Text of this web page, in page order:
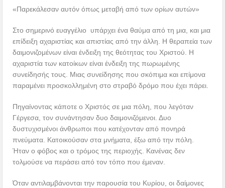
«Παρεκάλεσαν αυτόν όπως μεταβή από των ορίων αυτών»
Στο σημερινό ευαγγέλιο υπάρχει ένα θαύμα από τη μια, και μια
επίδειξη αχαριστίας και απιστίας από την άλλη. Η θεραπεία των
δαιμονιζομένων είναι ένδειξη της θεότητας του Χριστού. Η
αχαριστία των κατοίκων είναι ένδειξη της πωρωμένης
συνείδησής τους. Μιας συνείδησης που σκόπιμα και επίμονα
παραμένει προσκολλημένη στο στραβό δρόμο που έχει πάρει.
Πηγαίνοντας κάποτε ο Χριστός σε μια πόλη, που λεγόταν
Γέργεσα, τον συνάντησαν δυο δαιμονιζόμενοι. Δυο
δυστυχισμένοι άνθρωποι που κατέχονταν από πονηρά
πνεύματα. Κατοικούσαν στα μνήματα, έξω από την πόλη.
Ήταν ο φόβος και ο τρόμος της περιοχής. Κανένας δεν
τολμούσε να περάσει από τον τόπο που έμεναν.
Όταν αντιλαμβάνονται την παρουσία του Κυρίου, οι δαίμονες